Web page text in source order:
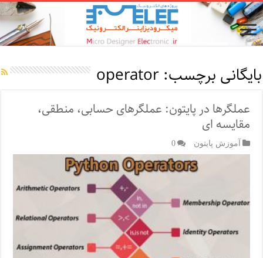
بایگانی برچسب:operator
عملگرها در پایتون: عملگرهای حسابی، منطقی،
مقایسه ای
آموزش پایتون 0